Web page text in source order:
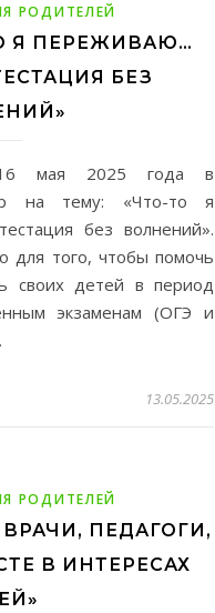
РОДИТЕЛЕЙ
Я ПЕРЕЖИВАЮ…
БЕЗ
16 мая 2025 года в
на тему: «Что-то я
без волнений».
для того, чтобы помочь
своих детей в период
экзаменам (ОГЭ и
13.05.2025
РОДИТЕЛЕЙ
ПЕДАГОГИ,
В ИНТЕРЕСАХ